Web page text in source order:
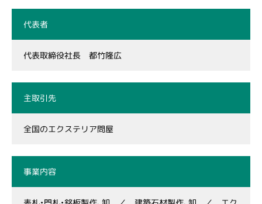
代表者
代表取締役社長 都竹隆広
主取引先
全国のエクステリア問屋
事業内容